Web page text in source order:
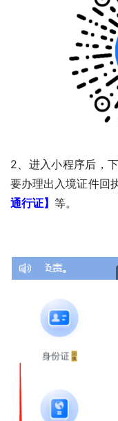
2、进入小程序后，
要办理出入境证件回
通行证】 等。